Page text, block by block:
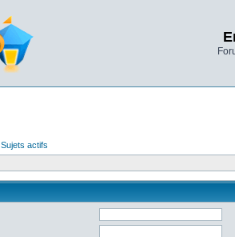
Sujets actifs